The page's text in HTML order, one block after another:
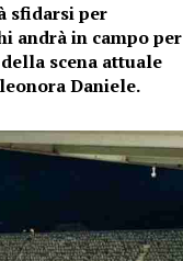
sfidarsi per
andrà in campo per
scena attuale
Daniele.